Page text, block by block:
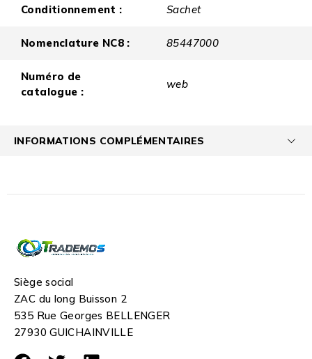
Conditionnement : Sachet
Nomenclature NC8 : 85447000
Numéro de
catalogue :
web
INFORMATIONS COMPLÉMENTAIRES
Siège social
ZAC du long Buisson 2
535 Rue Georges BELLENGER
27930 GUICHAINVILLE